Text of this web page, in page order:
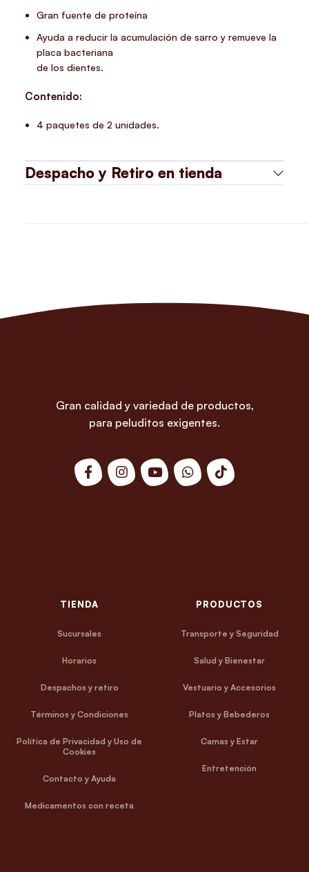
Gran fuente de proteína
Ayuda a reducir la acumulación de sarro y remueve la
placa bacteriana
de los dientes.
Contenido:
4 paquetes de 2 unidades.
Despacho y Retiro en tienda
Gran calidad y variedad de productos,
para peluditos exigentes.
TIENDA
Sucursales
Horarios
Despachos y retiro
Términos y Condiciones
Política de Privacidad y Uso de
Cookies
Contacto y Ayuda
Medicamentos con receta
PRODUCTOS
Transporte y Seguridad
Salud y Bienestar
Vestuario y Accesorios
Platos y Bebederos
Camas y Estar
Entretención